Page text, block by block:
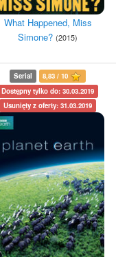
What Happened, Miss
Simone? (2015)
Serial
8,83 / 10
Dostępny tylko do: 30.03.2019
Usunięty z oferty: 31.03.2019